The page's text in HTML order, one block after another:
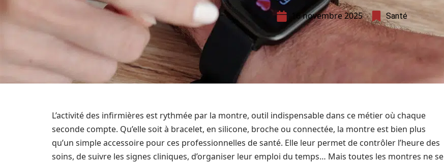
16 novembre 2025 Santé
L’activité des infirmières est rythmée par la montre, outil indispensable dans ce métier où chaque
seconde compte. Qu’elle soit à bracelet, en silicone, broche ou connectée, la montre est bien plus
qu’un simple accessoire pour ces professionnelles de santé. Elle leur permet de contrôler l’heure des
soins, de suivre les signes cliniques, d’organiser leur emploi du temps… Mais toutes les montres ne se